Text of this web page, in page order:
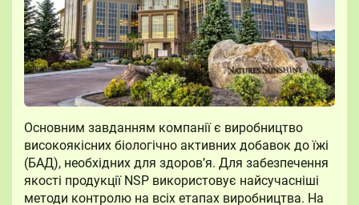
Основним завданням компанії є виробництво
високоякісних біологічно активних добавок до їжі
(БАД), необхідних для здоров’я. Для забезпечення
якості продукції NSP використовує найсучасніші
методи контролю на всіх етапах виробництва. На